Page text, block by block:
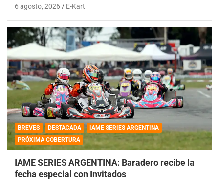
6 agosto, 2026 E-Kart
BREVES DESTACADA
IAME SERIES ARGENTINA
PRÓXIMA COBERTURA
IAME SERIES ARGENTINA: Baradero recibe la
fecha especial con Invitados